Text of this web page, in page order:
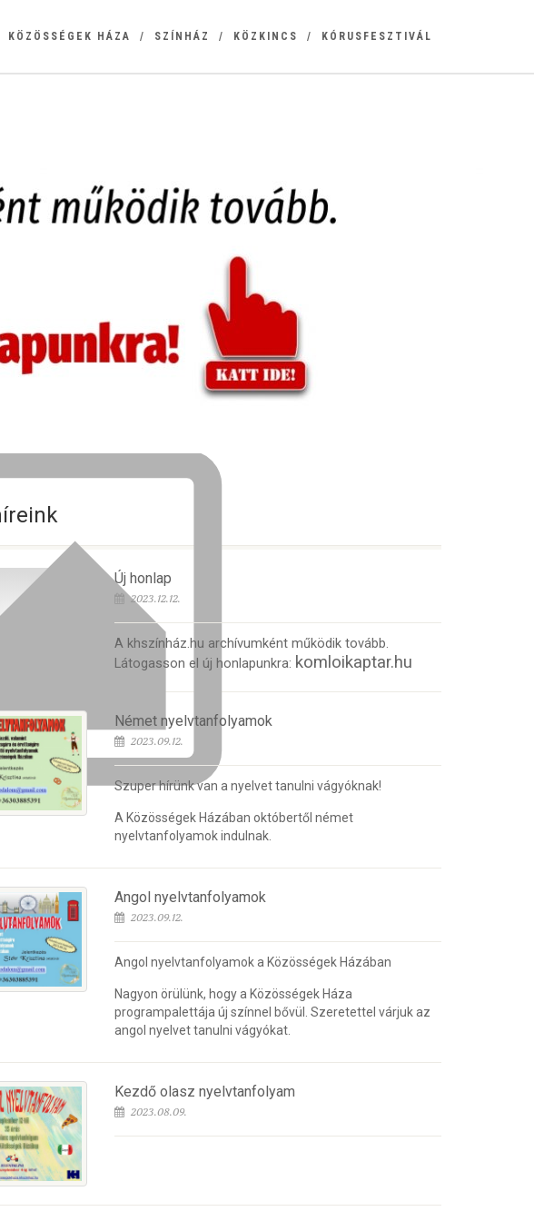
KÖZÖSSÉGEK HÁZA SZÍNHÁZ KÖZKINCS KÓRUSFESZTIVÁL
Új honlap
2023.12.12.
A khszínház.hu archívumként működik tovább.
Látogasson el új honlapunkra: komloikaptar.hu
Német nyelvtanfolyamok
2023.09.12.
Szuper hírünk van a nyelvet tanulni vágyóknak!
A Közösségek Házában októbertől német
nyelvtanfolyamok indulnak.
Angol nyelvtanfolyamok
2023.09.12.
Angol nyelvtanfolyamok a Közösségek Házában
Nagyon örülünk, hogy a Közösségek Háza
programpalettája új színnel bővül. Szeretettel várjuk az
angol nyelvet tanulni vágyókat.
Kezdő olasz nyelvtanfolyam
2023.08.09.